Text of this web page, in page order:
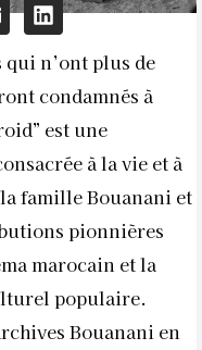
qui n’ont plus de
condamnés à
est une
à la vie et à
famille Bouanani et
pionnières
marocain et la
populaire.
Bouanani en